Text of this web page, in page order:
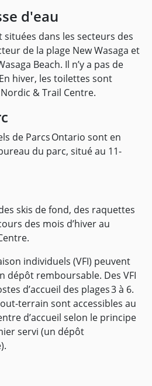
d'eau
dans les secteurs des
de la plage New Wasaga et
Beach. Il n’y a pas de
hiver, les toilettes sont
& Trail Centre.
de Parcs Ontario sont en
du parc, situé au 11-
skis de fond, des raquettes
des mois d’hiver au
individuels (VFI) peuvent
dépôt remboursable. Des VFI
d’accueil des plages 3 à 6.
terrain sont accessibles au
d’accueil selon le principe
servi (un dépôt